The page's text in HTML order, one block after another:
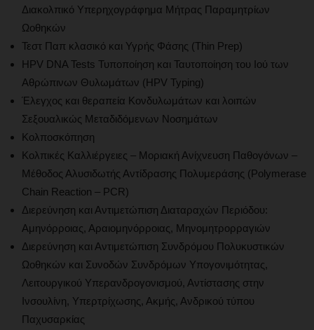
Διακολπικό Υπερηχογράφημα Μήτρας Παραμητρίων
Ωοθηκών
Τεστ Παπ κλασικό και Υγρής Φάσης (Thin Prep)
HPV DNA Tests Τυποποίηση και Ταυτοποίηση του Ιού των
Αθρώπινων Θυλωμάτων (HPV Typing)
Έλεγχος και θεραπεία Κονδυλωμάτων και λοιπών
Σεξουαλικώς Μεταδιδόμενων Νοσημάτων
Κολποσκόπηση
Κολπικές Καλλιέργειες – Μοριακή Ανίχνευση Παθογόνων –
Μέθοδος Αλυσιδωτής Αντίδρασης Πολυμεράσης (Polymerase
Chain Reaction – PCR)
Διερεύνηση και Αντιμετώπιση Διαταραχών Περιόδου:
Αμηνόρροιας, Αραιομηνόρροιας, Μηνομητρορραγιών
Διερεύνηση και Αντιμετώπιση Συνδρόμου Πολυκυστικών
Ωοθηκών και Συνοδών Συνδρόμων Υπογονιμότητας,
Λειτουργικού Υπερανδρογονισμού, Αντίστασης στην
Ινσουλίνη, Υπερτρίχωσης, Ακμής, Ανδρικού τύπου
Παχυσαρκίας